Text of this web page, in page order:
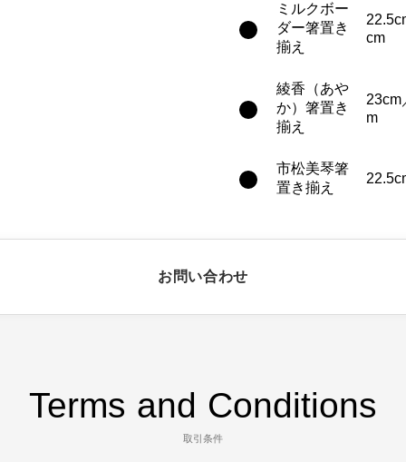
ミルクボー
ダー箸置き
揃え
cm
綾香（あや
か）箸置き
揃え
23cm
m
市松美琴箸
置き揃え
お問い合わせ
Terms and Conditions
取引条件